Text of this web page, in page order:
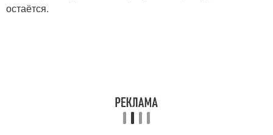
остаётся.